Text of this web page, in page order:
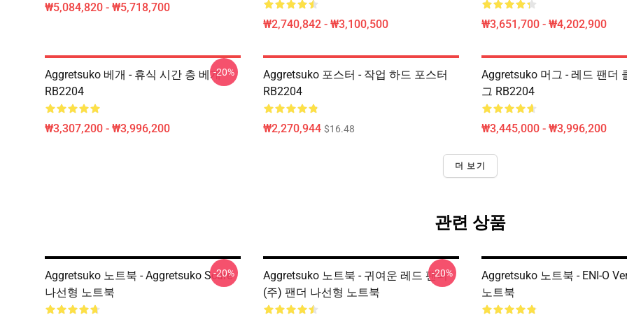
₩5,084,820 - ₩5,718,700
₩2,740,842 - ₩3,100,500 ₩3,651,700 - ₩4,202,900
Aggretsuko 베개 - 휴식 시간 층 베개
RB2204
₩3,307,200 - ₩3,996,200
-20%
Aggretsuko 포스터 - 작업 하드 포스터
RB2204
₩2,270,944 $16.48
Aggretsuko 머그 - 레드 팬더
그 RB2204
₩3,445,000 - ₩3,996,200
더 보기
관련 상품
Aggretsuko 노트북 - Aggretsuko Scare
나선형 노트북
-20%
Aggretsuko 노트북 - 귀여운 레드 팬더
(주) 팬더 나선형 노트북
-20%
Aggretsuko 노트북 - ENI-O
노트북